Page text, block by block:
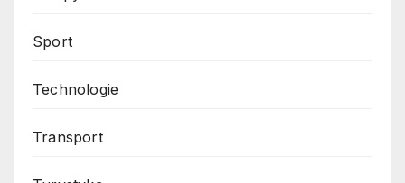
Sport
Technologie
Transport